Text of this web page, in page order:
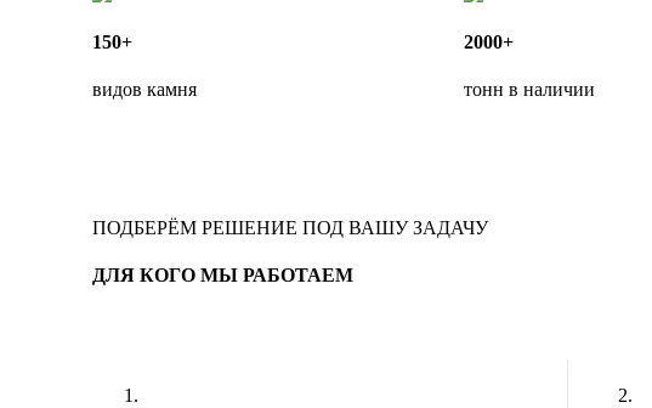
150+
видов камня
2000+
тонн в наличии
ПОДБЕРЁМ РЕШЕНИЕ ПОД ВАШУ ЗАДАЧУ
ДЛЯ КОГО МЫ РАБОТАЕМ
1. 2.